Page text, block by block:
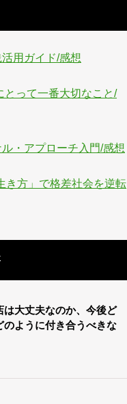
用ガイド/感想
とって一番大切なこと/
・アプローチ入門/感想
き方」で格差社会を逆転
大丈夫なのか、今後ど
ように付き合うべきな